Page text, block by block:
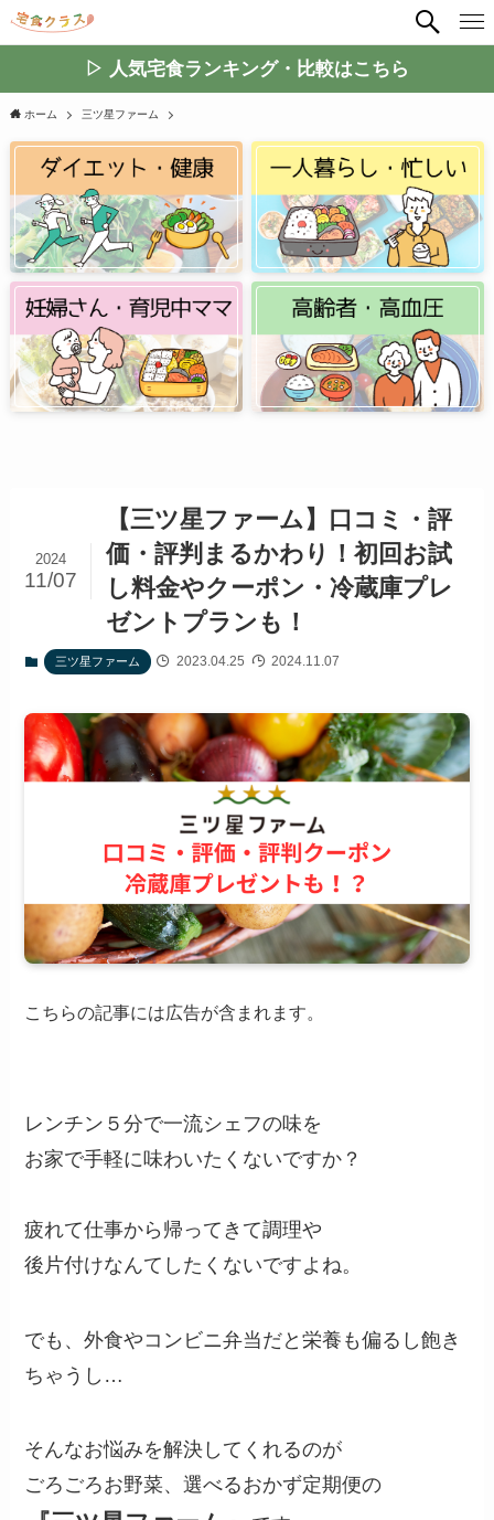
▷ 人気宅食ランキング・比較はこちら
ホーム 三ツ星ファーム
【三ツ星ファーム】口コミ・評
価・評判まるかわり！初回お試
し料金やクーポン・冷蔵庫プレ
ゼントプランも！
2024
11/07
三ツ星ファーム 2023.04.25 2024.11.07
こちらの記事には広告が含まれます。
レンチン５分で一流シェフの味を
お家で手軽に味わいたくないですか？
疲れて仕事から帰ってきて調理や
後片付けなんてしたくないですよね。
でも、外食やコンビニ弁当だと栄養も偏るし飽き
ちゃうし…
そんなお悩みを解決してくれるのが
ごろごろお野菜、選べるおかず定期便の